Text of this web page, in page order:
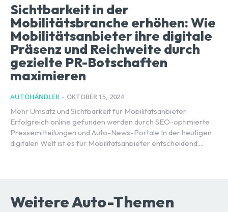
Sichtbarkeit in der
Mobilitätsbranche erhöhen: Wie
Mobilitätsanbieter ihre digitale
Präsenz und Reichweite durch
gezielte PR-Botschaften
maximieren
AUTOHÄNDLER - OKTOBER 15, 2024
Mehr Umsatz und Sichtbarkeit für Mobilitätsanbieter:
Erfolgreich online gefunden werden durch SEO-optimierte
Pressemitteilungen und Auto-News-Portale In der heutigen
digitalen Welt ist es für Mobilitätsanbieter entscheidend,...
Weitere Auto-Themen